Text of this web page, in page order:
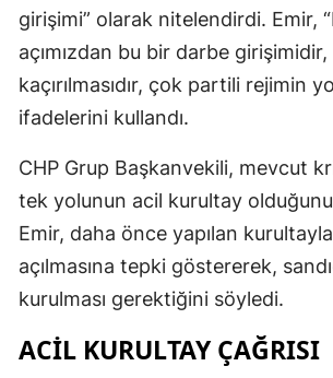
girişimi” olarak nitelendirdi. Emir,
açımızdan bu bir darbe girişimidir,
kaçırılmasıdır, çok partili rejimin
ifadelerini kullandı.
CHP Grup Başkanvekili, mevcut
tek yolunun acil kurultay olduğunu
Emir, daha önce yapılan
açılmasına tepki göstererek,
kurulması gerektiğini söyledi.
ACIL KURULTAY ÇAĞRISI